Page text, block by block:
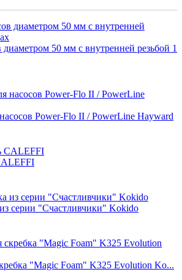
50 мм с внутренней резьбой 1
Power-Flo II / PowerLine Hayward
серии "Счастливчики" Kokido
"Magic Foam" K325 Evolution Ko...